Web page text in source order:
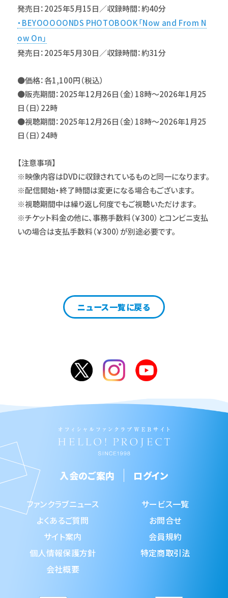
発売日：2025年5月15日／収録時間：約40分
・BEYOOOOONDS PHOTOBOOK「Now and From N
ow On」
発売日：2025年5月30日／収録時間：約31分
●価格：各1,100円（税込）
●販売期間：2025年12月26日（金）18時～2026年1月25
日（日）22時
●視聴期間：2025年12月26日（金）18時～2026年1月25
日（日）24時
【注意事項】
※映像内容はDVDに収録されているものと同一になります。
※配信開始・終了時間は変更になる場合もございます。
※視聴期間中は繰り返し何度でもご視聴いただけます。
※チケット料金の他に、事務手数料（￥300）とコンビニ支払
いの場合は支払手数料（￥300）が別途必要です。
ニュース一覧に戻る
入会のご案内 ログイン
ファンクラブニュース
サービス一覧
よくあるご質問
お問合せ
サイト案内
会員規約
個人情報保護方針
特定商取引法
会社概要